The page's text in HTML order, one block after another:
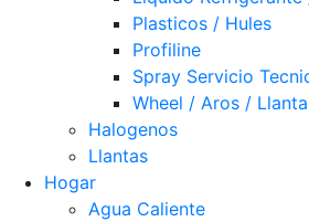
Plasticos / Hules
Profiline
Spray Servicio
Wheel / Aros /
Halogenos
Llantas
Hogar
Agua Caliente